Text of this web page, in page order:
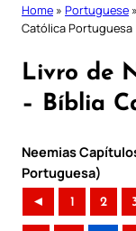
Home » Portuguese »
Católica Portuguesa
Livro de
– Bíblia
Neemias
Portuguesa)
◄ 1 2